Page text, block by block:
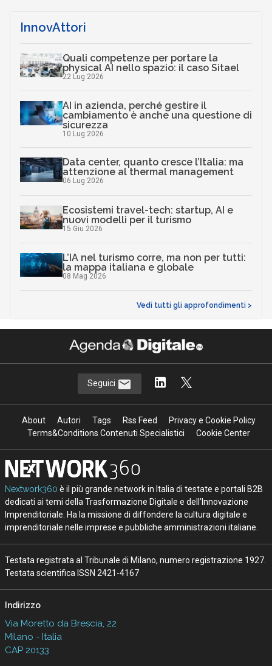
InnovAttori
Quali competenze per portare la
physical AI nello spazio: il caso Sitael
22 Lug 2026
AI in azienda, perché gestire il
cambiamento è anche una questione di
sicurezza
10 Lug 2026
Data center, quanto cresce l’Italia: ma
attenzione al thermal management
06 Lug 2026
Ecosistemi travel-tech: startup, AI e
nuovi modelli per il turismo
15 Giu 2026
L’IA nel turismo corre, ma non per tutti:
la mappa italiana e globale
08 Mag 2026
Vedi tutti gli approfondimenti >
Seguici
About Autori Tags Rss Feed
Privacy e Cookie Policy
Terms&Conditions Contenuti Specialistici
Cookie Center
Nextwork360 è il più grande network in Italia di testate e portali B2B
dedicati ai temi della Trasformazione Digitale e dell’Innovazione
Imprenditoriale. Ha la missione di diffondere la cultura digitale e
imprenditoriale nelle imprese e pubbliche amministrazioni italiane.
Testata registrata al Tribunale di Milano, numero registrazione 1927.
Testata scientifica ISSN 2421-4167
Indirizzo
Via Moretto da Brescia, 22
Milano - Italia
CAP 20133